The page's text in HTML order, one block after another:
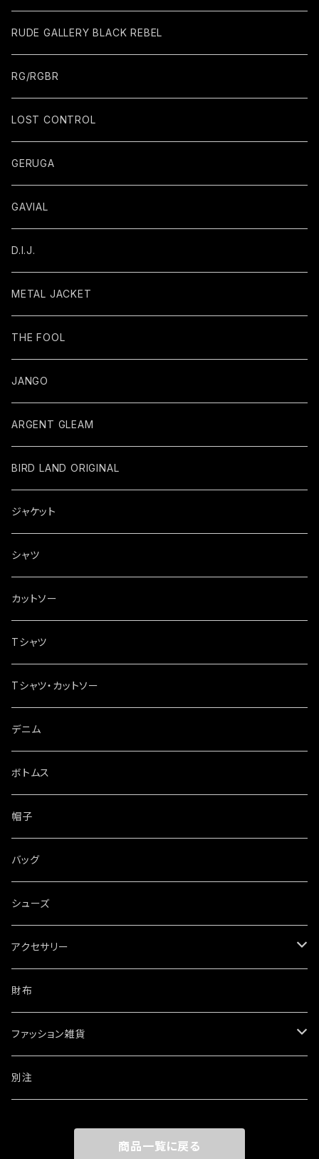
RUDE GALLERY BLACK REBEL
RG/RGBR
LOST CONTROL
GERUGA
GAVIAL
D.I.J.
METAL JACKET
THE FOOL
JANGO
ARGENT GLEAM
BIRD LAND ORIGINAL
ジャケット
シャツ
カットソー
Tシャツ
Tシャツ・カットソー
デニム
ボトムス
帽子
バッグ
シューズ
アクセサリー
ネックレス
ブレスレット・バングル
ウォレットチェーン
財布
ファッション雑貨
ワッペン・ステッカー
別注
商品一覧に戻る